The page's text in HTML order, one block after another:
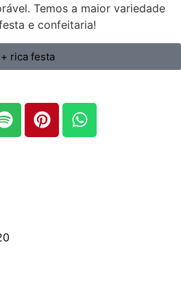
Temos a maior variedade
e confeitaria!
+ rica festa